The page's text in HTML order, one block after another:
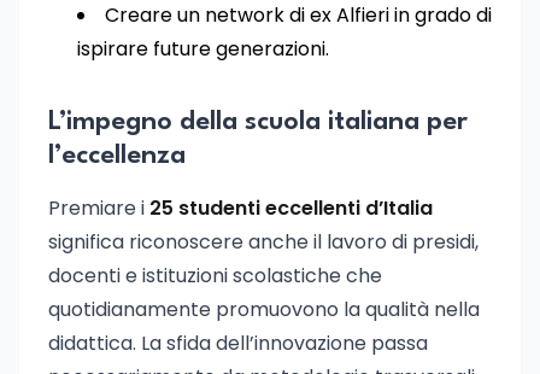
Creare un network di ex Alfieri in grado di
ispirare future generazioni.
L’impegno della scuola italiana per
l’eccellenza
Premiare i 25 studenti eccellenti d’Italia
significa riconoscere anche il lavoro di presidi,
docenti e istituzioni scolastiche che
quotidianamente promuovono la qualità nella
didattica. La sfida dell’innovazione passa